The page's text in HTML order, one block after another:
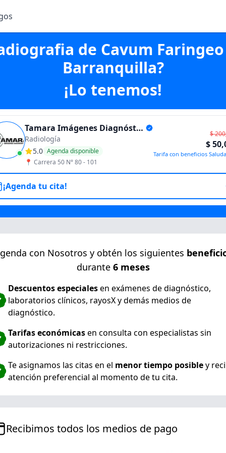
de Cavum
Barranquilla?
¡Lo tenemos!
Tamara Imágenes Diagnósticas
Radiología
5.0 Agenda disponible
📍 Carrera 50 N° 80 - 101
$
$
Tarifa con beneficios
¡Agenda tu cita!
con Nosotros y obtén los siguientes
durante 6 meses
Descuentos especialesen exámenes de diagnóstico,
laboratorios clínicos, rayosX y demás medios de
diagnóstico.
Tarifas económicasen consulta con especialistas sin
autorizaciones ni restricciones.
Te asignamos las citas en el menor tiempo posibley
atención preferencial al momento de tu cita.
Recibimos todos los medios de pago